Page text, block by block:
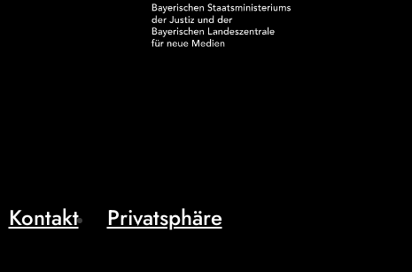
Kontakt Privatsphäre